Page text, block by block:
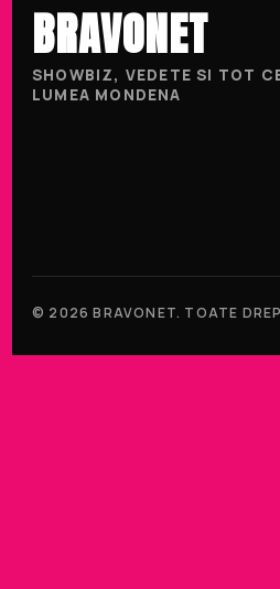
BRAVONET
SHOWBIZ, VEDETE SI TOT
LUMEA MONDENA
© 2026 BRAVONET. TOATE